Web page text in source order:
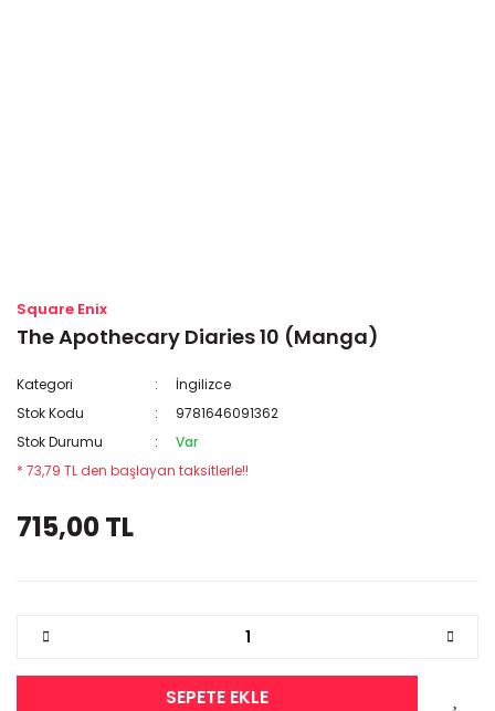
Square Enix
The Apothecary Diaries 10 (Manga)
Kategori
İngilizce
Stok Kodu
9781646091362
Stok Durumu
Var
* 73,79 TL den başlayan taksitlerle!!
715,00 TL
SEPETE EKLE